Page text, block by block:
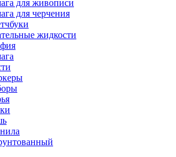
для живописи
для черчения
жидкости